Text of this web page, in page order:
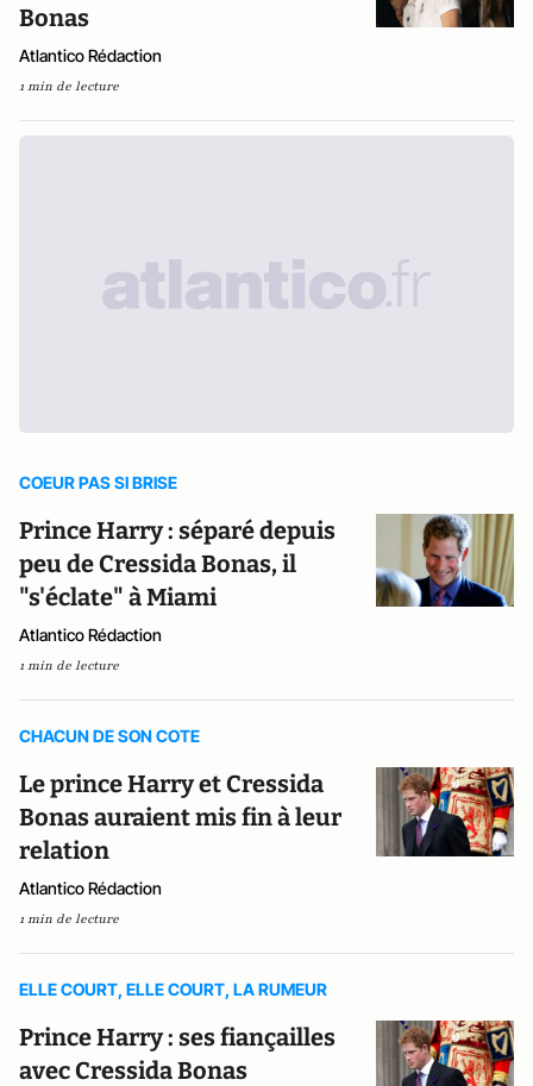
Bonas
Atlantico Rédaction
1 min de lecture
COEUR PAS SI BRISE
Prince Harry : séparé depuis
peu de Cressida Bonas, il
"s'éclate" à Miami
Atlantico Rédaction
1 min de lecture
CHACUN DE SON COTE
Le prince Harry et Cressida
Bonas auraient mis fin à leur
relation
Atlantico Rédaction
1 min de lecture
ELLE COURT, ELLE COURT, LA RUMEUR
Prince Harry : ses fiançailles
avec Cressida Bonas